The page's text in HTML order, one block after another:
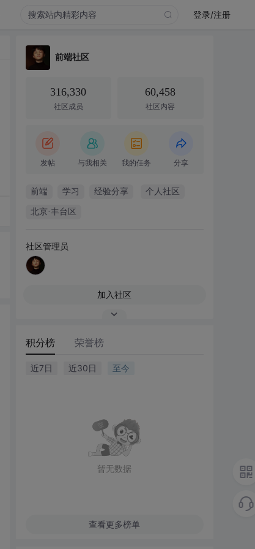
登录/注册
前端社区
316,330
社区成员
60,458
社区内容
发帖 与我相关 我的任务 分享
前端 学习 经验分享 个人社区
北京·丰台区
社区管理员
加入社区
积分榜 荣誉榜
近7日 近30日 至今
暂无数据
查看更多榜单